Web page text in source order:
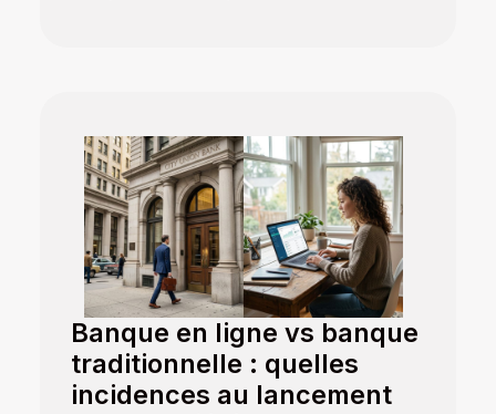
Banque en ligne vs banque
traditionnelle : quelles
incidences au lancement